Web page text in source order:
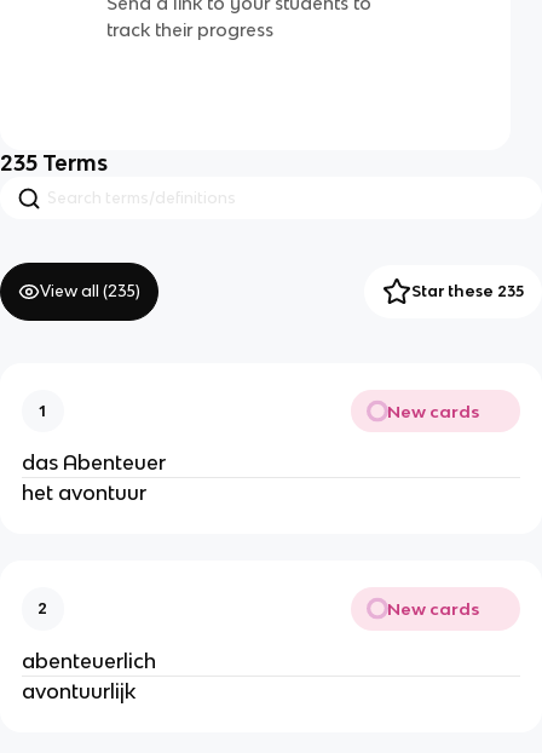
track their progress
235 Terms
View all (235) Star these 235
1 New cards
das Abenteuer
het avontuur
2 New cards
abenteuerlich
avontuurlijk